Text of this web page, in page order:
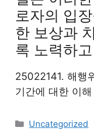
로자의 입
한 보상과
록 노력하
25022141. 해행
기간에 대한 이해
Categories
Uncategorized